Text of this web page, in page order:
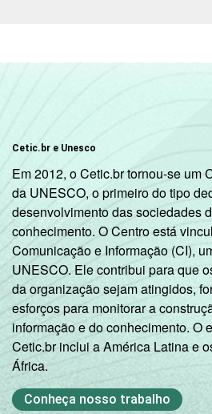
Cetic.br e Unesco
Em 2012, o Cetic.br tornou-se um
da UNESCO, o primeiro do tipo
desenvolvimento das sociedades
conhecimento. O Centro está
Comunicação e Informação (CI),
UNESCO. Ele contribui para que
da organização sejam atingidos,
esforços para monitorar a
informação e do conhecimento. O
Cetic.br inclui a América Latina e
África.
Conheça nosso trabalho